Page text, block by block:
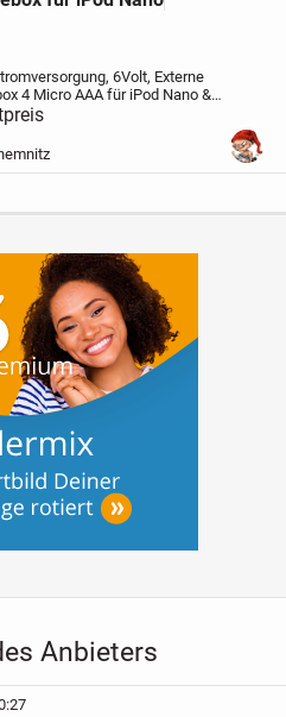
6Volt, Externe
4 Micro AAA für iPod Nano &
für iPod, Mini iPod, iPod Photo
Beschreibung auf
Mit Verpackung, Ein/Aus
Anbieters